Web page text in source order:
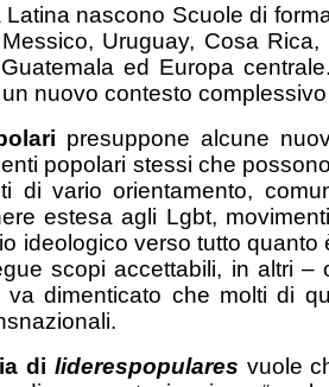
Latina nascono Scuole di
Uruguay, Cosa
ed Europa
nuovo contesto
presuppone alcune
popolari stessi che
di vario orientamento,
estesa agli Lgbt,
ideologico verso tutto quanto
scopi accettabili, in altri
dimenticato che molti di
di liderespopulares vuole